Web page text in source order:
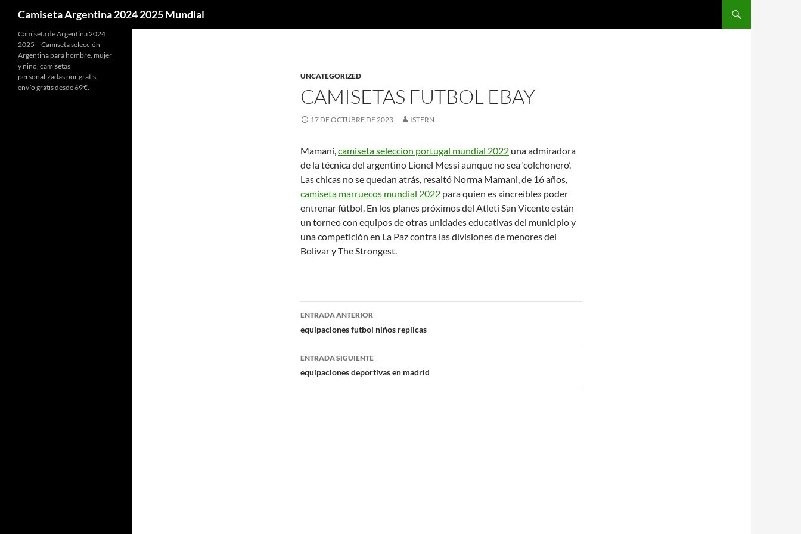
Camiseta Argentina 2024 2025 Mundial
UNCATEGORIZED
CAMISETAS FUTBOL EBAY
17 DE OCTUBRE DE 2023 ISTERN
Mamani,camiseta seleccion portugal mundial 2022 una admiradora
de la técnica del argentino Lionel Messi aunque no sea ‘colchonero’.
Las chicas no se quedan atrás, resaltó Norma Mamani, de 16 años,
camiseta marruecos mundial 2022 para quien es «increíble» poder
entrenar fútbol. En los planes próximos del Atleti San Vicente están
un torneo con equipos de otras unidades educativas del municipio y
una competición en La Paz contra las divisiones de menores del
Bolívar y The Strongest.
Navegación
de
entradas
ENTRADA ANTERIOR
equipaciones futbol niños replicas
ENTRADA SIGUIENTE
equipaciones deportivas en madrid
Camiseta de Argentina 2024
2025 – Camiseta selección
Argentina para hombre, mujer
y niño, camisetas
personalizadas por gratis,
envío gratis desde 69 €.